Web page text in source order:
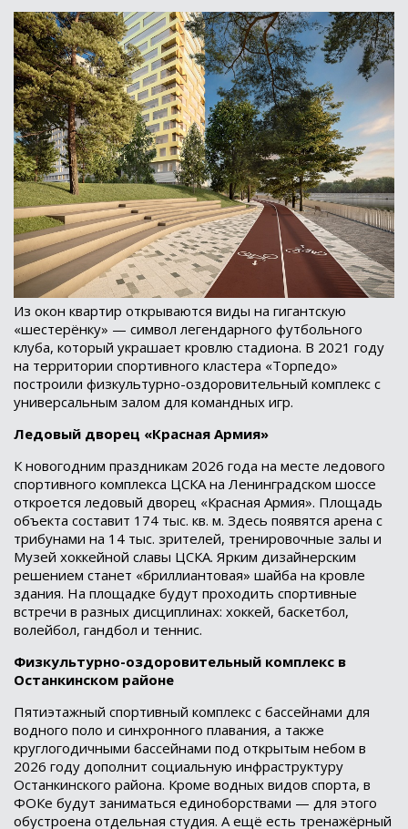
Из окон квартир открываются виды на гигантскую
«шестерёнку» — символ легендарного футбольного
клуба, который украшает кровлю стадиона. В 2021 году
на территории спортивного кластера «Торпедо»
построили физкультурно-оздоровительный комплекс с
универсальным залом для командных игр.
Ледовый дворец «Красная Армия»
К новогодним праздникам 2026 года на месте ледового
спортивного комплекса ЦСКА на Ленинградском шоссе
откроется ледовый дворец «Красная Армия». Площадь
объекта составит 174 тыс. кв. м. Здесь появятся арена с
трибунами на 14 тыс. зрителей, тренировочные залы и
Музей хоккейной славы ЦСКА. Ярким дизайнерским
решением станет «бриллиантовая» шайба на кровле
здания. На площадке будут проходить спортивные
встречи в разных дисциплинах: хоккей, баскетбол,
волейбол, гандбол и теннис.
Физкультурно-оздоровительный комплекс в
Останкинском районе
Пятиэтажный спортивный комплекс с бассейнами для
водного поло и синхронного плавания, а также
круглогодичными бассейнами под открытым небом в
2026 году дополнит социальную инфраструктуру
Останкинского района. Кроме водных видов спорта, в
ФОКе будут заниматься единоборствами — для этого
обустроена отдельная студия. А ещё есть тренажёрный